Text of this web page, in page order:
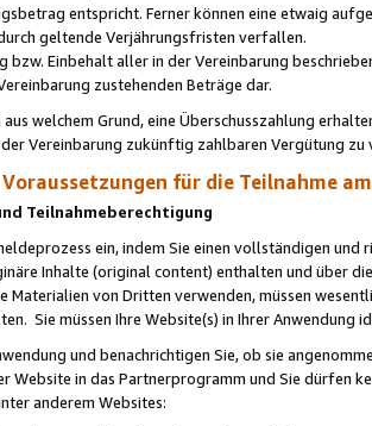
entspricht. Ferner können eine etwaig
geltende Verjährungsfristen verfallen.
bzw. Einbehalt aller in der Vereinbarung
zustehenden Beträge dar.
welchem Grund, eine Überschusszahlung
der Vereinbarung zukünftig zahlbaren Vergütung zu
Voraussetzungen für die Teilnahme
Teilnahmeberechtigung
ein, indem Sie einen vollständigen
Inhalte (original content) enthalten und über
Materialien von Dritten verwenden, müssen
Sie müssen Ihre Website(s) in Ihrer Anwendung
und benachrichtigen Sie, ob sie
Website in das Partnerprogramm und Sie dürfen
anderem Websites: